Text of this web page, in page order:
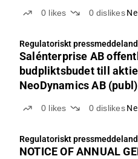
0 likes 0 dislikes
Regulatoriskt
Salénterprise AB
budpliktsbudet till
NeoDynamics AB (publ)
0 likes 0 dislikes
Regulatoriskt
NOTICE OF ANNUAL